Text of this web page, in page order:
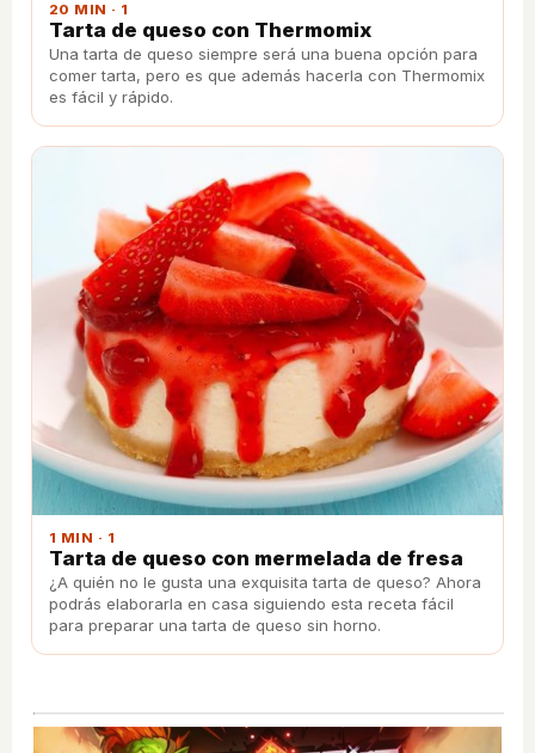
20 MIN · 1
Tarta de queso con Thermomix
Una tarta de queso siempre será una buena opción para
comer tarta, pero es que además hacerla con Thermomix
es fácil y rápido.
1 MIN · 1
Tarta de queso con mermelada de fresa
¿A quién no le gusta una exquisita tarta de queso? Ahora
podrás elaborarla en casa siguiendo esta receta fácil
para preparar una tarta de queso sin horno.